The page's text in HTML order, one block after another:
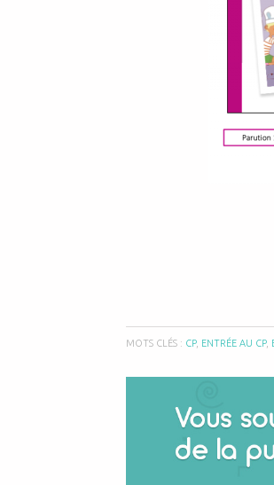
MOTS CLÉS : CP, ENTRÉE AU CP,